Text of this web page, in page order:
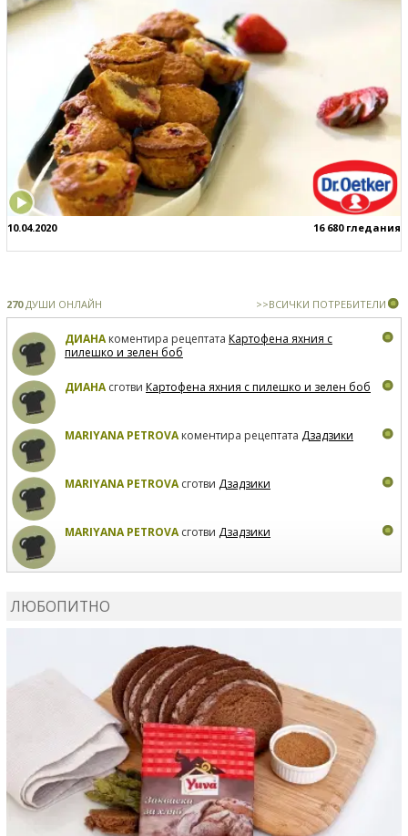
10.04.2020 16 680 гледания
270ДУШИ ОНЛАЙН >>ВСИЧКИ ПОТРЕБИТЕЛИ
ДИАНАкоментира рецептата Картофена яхния с
пилешко и зелен боб
ДИАНАсготви Картофена яхния с пилешко и зелен боб
MARIYANA PETROVAкоментира рецептата Дзадзики
MARIYANA PETROVAсготви Дзадзики
MARIYANA PETROVAсготви Дзадзики
ЛЮБОПИТНО